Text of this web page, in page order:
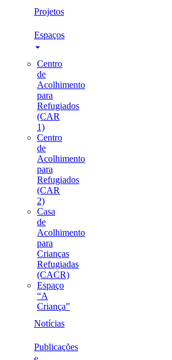
Projetos
Espaços
Centro
de
Acolhimento
para
Refugiados
(CAR
1)
Centro
de
Acolhimento
para
Refugiados
(CAR
2)
Casa
de
Acolhimento
para
Crianças
Refugiadas
(CACR)
Espaço
“A
Criança”
Notícias
Publicações